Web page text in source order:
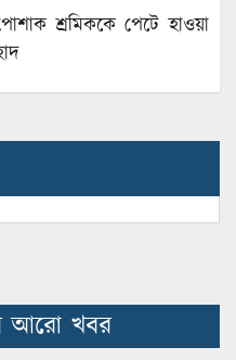
শ্রমিককে পেটে হাওয়া
আরো খবর